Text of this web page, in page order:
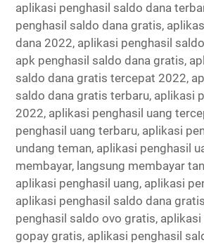
aplikasi penghasil saldo dana
penghasil saldo dana gratis,
dana 2022, aplikasi penghasil
apk penghasil saldo dana gratis,
saldo dana gratis tercepat 2022,
saldo dana gratis terbaru, aplikasi
2022, aplikasi penghasil uang
penghasil uang terbaru, aplikasi
undang teman, aplikasi penghasil
membayar, langsung membayar
aplikasi penghasil uang, aplikasi
aplikasi penghasil saldo dana
penghasil saldo ovo gratis,
gopay gratis, aplikasi penghasil